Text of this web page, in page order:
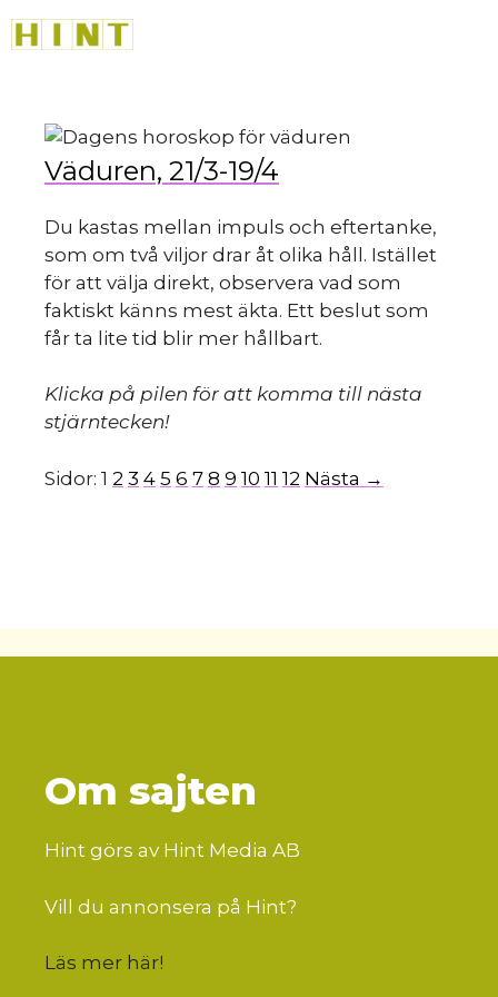
till
Väduren, 21/3-19/4
Du kastas mellan impuls och eftertanke,
som om två viljor drar åt olika håll. Istället
för att välja direkt, observera vad som
faktiskt känns mest äkta. Ett beslut som
får ta lite tid blir mer hållbart.
Klicka på pilen för att komma till nästa
stjärntecken!
Sidor: 1 2 3 4 5 6 7 8 9 10 11 12 Nästa →
Om sajten
Hint görs av Hint Media AB
Vill du annonsera på Hint?
Läs mer här!